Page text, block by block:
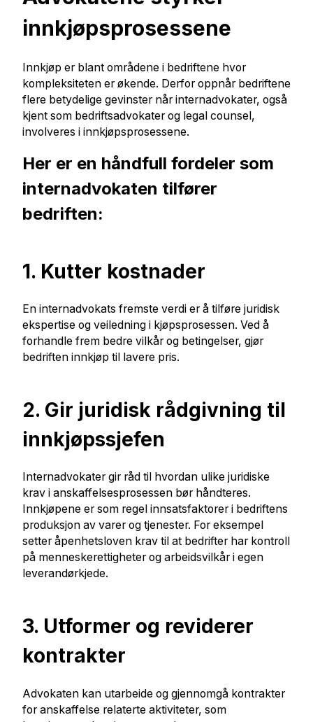
innkjøpsprosessene
Innkjøp er blant områdene i bedriftene hvor
kompleksiteten er økende. Derfor oppnår bedriftene
flere betydelige gevinster når internadvokater, også
kjent som bedriftsadvokater og legal counsel,
involveres i innkjøpsprosessene.
Her er en håndfull fordeler som
internadvokaten tilfører
bedriften:
1. Kutter kostnader
En internadvokats fremste verdi er å tilføre juridisk
ekspertise og veiledning i kjøpsprosessen. Ved å
forhandle frem bedre vilkår og betingelser, gjør
bedriften innkjøp til lavere pris.
2. Gir juridisk rådgivning til
innkjøpssjefen
Internadvokater gir råd til hvordan ulike juridiske
krav i anskaffelsesprosessen bør håndteres.
Innkjøpene er som regel innsatsfaktorer i bedriftens
produksjon av varer og tjenester. For eksempel
setter åpenhetsloven krav til at bedrifter har kontroll
på menneskerettigheter og arbeidsvilkår i egen
leverandørkjede.
3. Utformer og reviderer
kontrakter
Advokaten kan utarbeide og gjennomgå kontrakter
for anskaffelse relaterte aktiviteter, som